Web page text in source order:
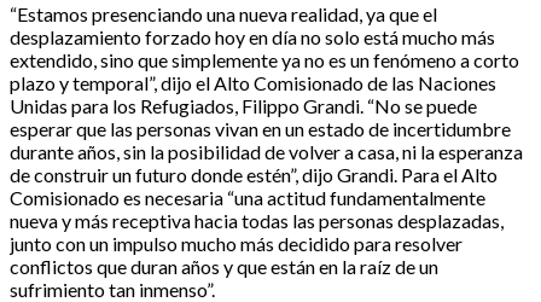
“Estamos presenciando una nueva realidad, ya que el
desplazamiento forzado hoy en día no solo está mucho más
extendido, sino que simplemente ya no es un fenómeno a corto
plazo y temporal”, dijo el Alto Comisionado de las Naciones
Unidas para los Refugiados, Filippo Grandi. “No se puede
esperar que las personas vivan en un estado de incertidumbre
durante años, sin la posibilidad de volver a casa, ni la esperanza
de construir un futuro donde estén”, dijo Grandi. Para el Alto
Comisionado es necesaria “una actitud fundamentalmente
nueva y más receptiva hacia todas las personas desplazadas,
junto con un impulso mucho más decidido para resolver
conflictos que duran años y que están en la raíz de un
sufrimiento tan inmenso”.